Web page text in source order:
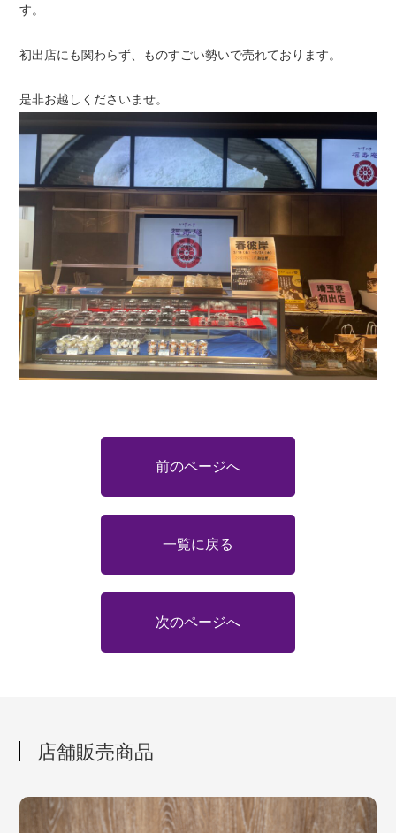
す。
初出店にも関わらず、ものすごい勢いで売れております。
是非お越しくださいませ。
前のページへ
一覧に戻る
次のページへ
店舗販売商品